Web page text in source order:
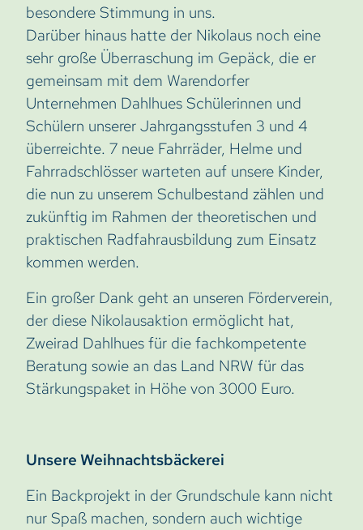
besondere Stimmung in uns.
Darüber hinaus hatte der Nikolaus noch eine
sehr große Überraschung im Gepäck, die er
gemeinsam mit dem Warendorfer
Unternehmen Dahlhues Schülerinnen und
Schülern unserer Jahrgangsstufen 3 und 4
überreichte. 7 neue Fahrräder, Helme und
Fahrradschlösser warteten auf unsere Kinder,
die nun zu unserem Schulbestand zählen und
zukünftig im Rahmen der theoretischen und
praktischen Radfahrausbildung zum Einsatz
kommen werden.
Ein großer Dank geht an unseren Förderverein,
der diese Nikolausaktion ermöglicht hat,
Zweirad Dahlhues für die fachkompetente
Beratung sowie an das Land NRW für das
Stärkungspaket in Höhe von 3000 Euro.
Unsere Weihnachtsbäckerei
Ein Backprojekt in der Grundschule kann nicht
nur Spaß machen, sondern auch wichtige